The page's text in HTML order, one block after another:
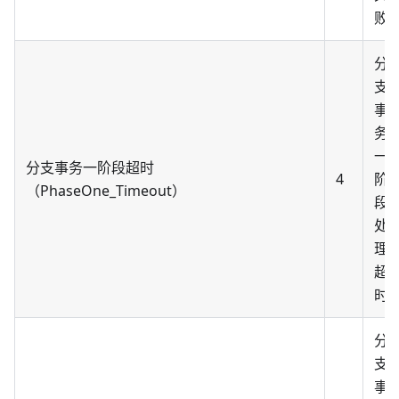
败
分支事务一阶段超时
（PhaseOne_Timeout）
4
分
支
事
务
一
阶
段
处
理
超
时
分
支
事